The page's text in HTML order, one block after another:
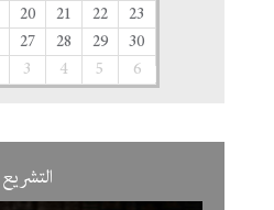
20 21 22
23
27 28 29
30
3 4 5 6
التشريع